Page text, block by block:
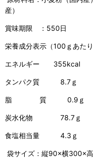
産）
賞味期限 ：550日
栄養成分表示（100ｇあたり
エネルギー 355kcal
タンパク質 8.7ｇ
脂 質 0.9ｇ
炭水化物 78.7ｇ
食塩相当量 4.3ｇ
袋サイズ：縦90×横300×